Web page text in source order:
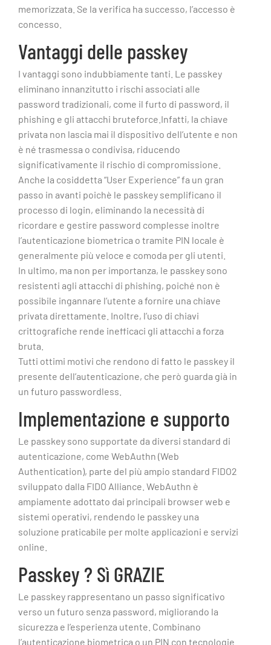
memorizzata. Se la verifica ha successo, l’accesso è
concesso.
Vantaggi delle passkey
I vantaggi sono indubbiamente tanti. Le passkey
eliminano innanzitutto i rischi associati alle
password tradizionali, come il furto di password, il
phishing e gli attacchi bruteforce.Infatti, la chiave
privata non lascia mai il dispositivo dell’utente e non
è né trasmessa o condivisa, riducendo
significativamente il rischio di compromissione.
Anche la cosiddetta “User Experience” fa un gran
passo in avanti poichè le passkey semplificano il
processo di login, eliminando la necessità di
ricordare e gestire password complesse inoltre
l’autenticazione biometrica o tramite PIN locale è
generalmente più veloce e comoda per gli utenti.
In ultimo, ma non per importanza, le passkey sono
resistenti agli attacchi di phishing, poiché non è
possibile ingannare l’utente a fornire una chiave
privata direttamente. Inoltre, l’uso di chiavi
crittografiche rende inefficaci gli attacchi a forza
bruta.
Tutti ottimi motivi che rendono di fatto le passkey il
presente dell’autenticazione, che però guarda già in
un futuro passwordless.
Implementazione e supporto
Le passkey sono supportate da diversi standard di
autenticazione, come WebAuthn (Web
Authentication), parte del più ampio standard FIDO2
sviluppato dalla FIDO Alliance. WebAuthn è
ampiamente adottato dai principali browser web e
sistemi operativi, rendendo le passkey una
soluzione praticabile per molte applicazioni e servizi
online.
Passkey ? Sì GRAZIE
Le passkey rappresentano un passo significativo
verso un futuro senza password, migliorando la
sicurezza e l’esperienza utente. Combinano
l’autenticazione biometrica o un PIN con tecnologie